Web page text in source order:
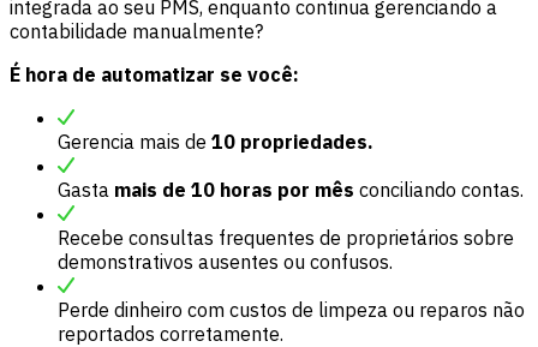
integrada ao seu PMS, enquanto continua gerenciando a
contabilidade manualmente?
É hora de automatizar se você:
Gerencia mais de 10 propriedades.
Gasta mais de 10 horas por mês conciliando contas.
Recebe consultas frequentes de proprietários sobre
demonstrativos ausentes ou confusos.
Perde dinheiro com custos de limpeza ou reparos não
reportados corretamente.